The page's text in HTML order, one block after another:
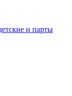
и парты